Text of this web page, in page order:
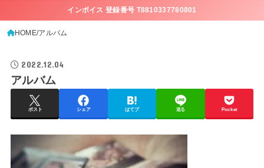
インボイス 登録番号 T8810337780801
HOME アルバム
2022.12.04
アルバム
ポスト シェア はてブ 送る Pocket